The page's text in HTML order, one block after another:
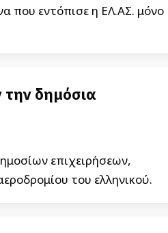
που εντόπισε η ΕΛ.ΑΣ. μόνο
δημόσια
επιχειρήσεων,
του ελληνικού.